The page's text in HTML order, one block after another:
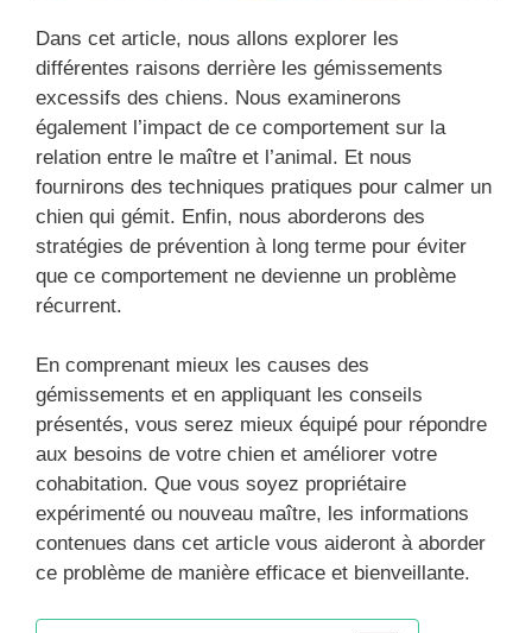
Dans cet article, nous allons explorer les
différentes raisons derrière les gémissements
excessifs des chiens. Nous examinerons
également l’impact de ce comportement sur la
relation entre le maître et l’animal. Et nous
fournirons des techniques pratiques pour calmer un
chien qui gémit. Enfin, nous aborderons des
stratégies de prévention à long terme pour éviter
que ce comportement ne devienne un problème
récurrent.
En comprenant mieux les causes des
gémissements et en appliquant les conseils
présentés, vous serez mieux équipé pour répondre
aux besoins de votre chien et améliorer votre
cohabitation. Que vous soyez propriétaire
expérimenté ou nouveau maître, les informations
contenues dans cet article vous aideront à aborder
ce problème de manière efficace et bienveillante.